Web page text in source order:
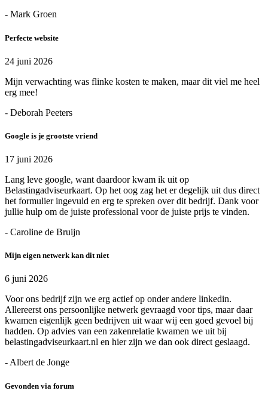
- Mark Groen
Perfecte website
24 juni 2026
Mijn verwachting was flinke kosten te maken, maar dit viel me heel
erg mee!
- Deborah Peeters
Google is je grootste vriend
17 juni 2026
Lang leve google, want daardoor kwam ik uit op
Belastingadviseurkaart. Op het oog zag het er degelijk uit dus direct
het formulier ingevuld en erg te spreken over dit bedrijf. Dank voor
jullie hulp om de juiste professional voor de juiste prijs te vinden.
- Caroline de Bruijn
Mijn eigen netwerk kan dit niet
6 juni 2026
Voor ons bedrijf zijn we erg actief op onder andere linkedin.
Allereerst ons persoonlijke netwerk gevraagd voor tips, maar daar
kwamen eigenlijk geen bedrijven uit waar wij een goed gevoel bij
hadden. Op advies van een zakenrelatie kwamen we uit bij
belastingadviseurkaart.nl en hier zijn we dan ook direct geslaagd.
- Albert de Jonge
Gevonden via forum